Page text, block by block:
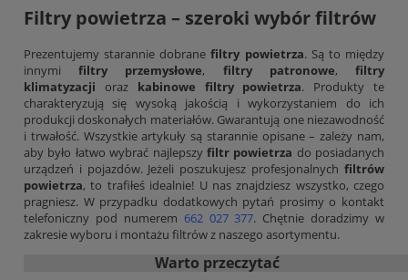
Filtry powietrza – szeroki wybór filtrów
Prezentujemy starannie dobranefiltry powietrza. Są to między
innymifiltry przemysłowe, filtry patronowe,filtry
klimatyzacji oraz kabinowe filtry powietrza. Produkty te
charakteryzują się wysoką jakością i wykorzystaniem do ich
produkcji doskonałych materiałów. Gwarantują one niezawodność
i trwałość. Wszystkie artykuły są starannie opisane – zależy nam,
aby było łatwo wybrać najlepszy filtr powietrza do posiadanych
urządzeń i pojazdów. Jeżeli poszukujesz profesjonalnych filtrów
powietrza, to trafiłeś idealnie! U nas znajdziesz wszystko, czego
pragniesz. W przypadku dodatkowych pytań prosimy o kontakt
telefoniczny pod numerem 662 027 377. Chętnie doradzimy w
zakresie wyboru i montażu filtrów z naszego asortymentu.
Warto przeczytać